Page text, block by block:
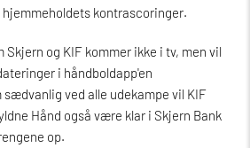
hjemmeholdets kontrascoringer.
Skjern og KIF kommer ikke i tv, men vil
i håndboldapp'en
sædvanlig ved alle udekampe vil KIF
Hånd også være klar i Skjern Bank
op.